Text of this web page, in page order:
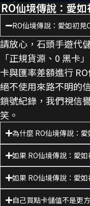
RO仙境傳說：愛
RO仙境傳說：愛如初見
請放心，石頭手遊代
「正規貨源、0 黑卡
卡與匯率差額進行
絕不使用來路不明的
鎖號紀錄，我們視信
笑。
為什麼 RO仙境傳說：
如果 RO仙境傳說：愛
如果 RO仙境傳說：愛
自己買點卡儲值不是更